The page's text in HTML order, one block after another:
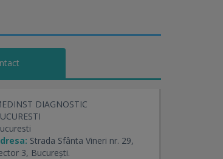
DIAGNOSTIC
Strada Sfânta Vineri nr. 29,
3, București.